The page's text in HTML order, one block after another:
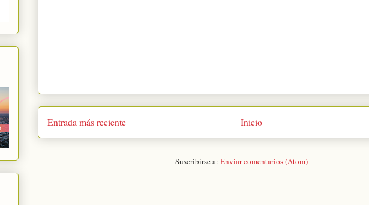
Entrada más reciente Inicio
Suscribirse a: Enviar comentarios (Atom)